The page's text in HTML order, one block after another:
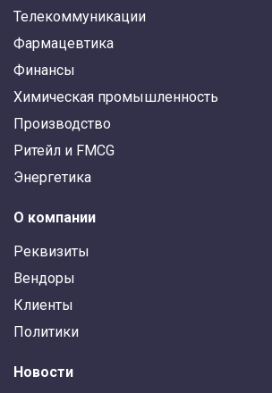
Телекоммуникации
Фармацевтика
Финансы
Химическая промышленность
Производство
Ритейл и FMCG
Энергетика
О компании
Реквизиты
Вендоры
Клиенты
Политики
Новости